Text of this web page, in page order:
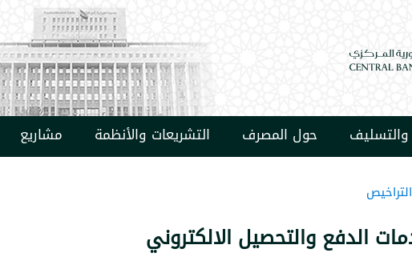
حول المصرف التشريعات والأنظمة مشاريع
الدفع والتحصيل الالكتروني